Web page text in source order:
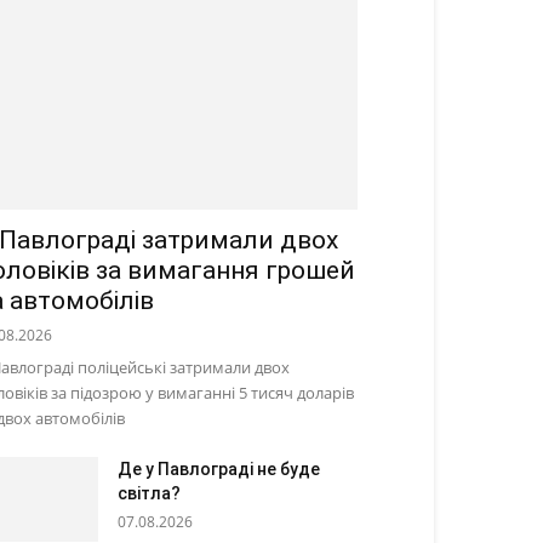
затримали двох
за вимагання грошей
автомобілів
поліцейські затримали двох
за підозрою у вимаганні 5 тисяч доларів
автомобілів
Де у Павлограді не буде
світла?
07.08.2026